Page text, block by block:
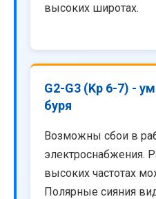
высоких широтах.
G2-G3 (Kp 6-7) -
буря
Возможны сбои в
электроснабжения.
высоких частотах
Полярные сияния